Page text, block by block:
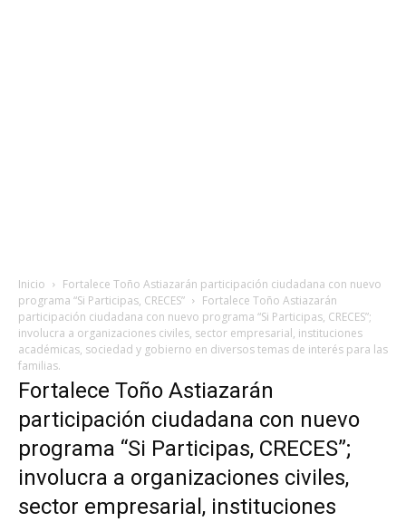
Inicio
Fortalece Toño Astiazarán participación ciudadana con nuevo
programa “Si Participas, CRECES”
Fortalece Toño Astiazarán
participación ciudadana con nuevo programa “Si Participas, CRECES”;
involucra a organizaciones civiles, sector empresarial, instituciones
académicas, sociedad y gobierno en diversos temas de interés para las
familias.
Fortalece Toño Astiazarán
participación ciudadana con nuevo
programa “Si Participas, CRECES”;
involucra a organizaciones civiles,
sector empresarial, instituciones